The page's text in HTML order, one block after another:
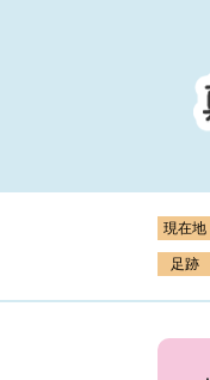
文
現在地